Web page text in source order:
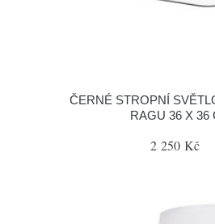
ČERNÉ STROPNÍ
RAGU 36 X 36
2 250 Kč